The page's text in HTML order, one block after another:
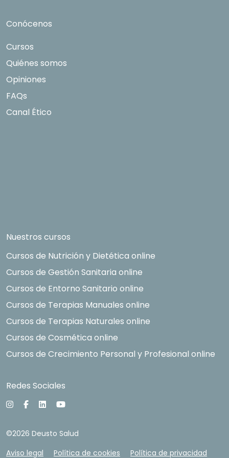
Conócenos
Cursos
Quiénes somos
Opiniones
FAQs
Canal Ético
Nuestros cursos
Cursos de Nutrición y Dietética online
Cursos de Gestión Sanitaria online
Cursos de Entorno Sanitario online
Cursos de Terapias Manuales online
Cursos de Terapias Naturales online
Cursos de Cosmética online
Cursos de Crecimiento Personal y Profesional online
Redes Sociales
©2026 Deusto Salud
Aviso legal
Política de cookies Política de privacidad